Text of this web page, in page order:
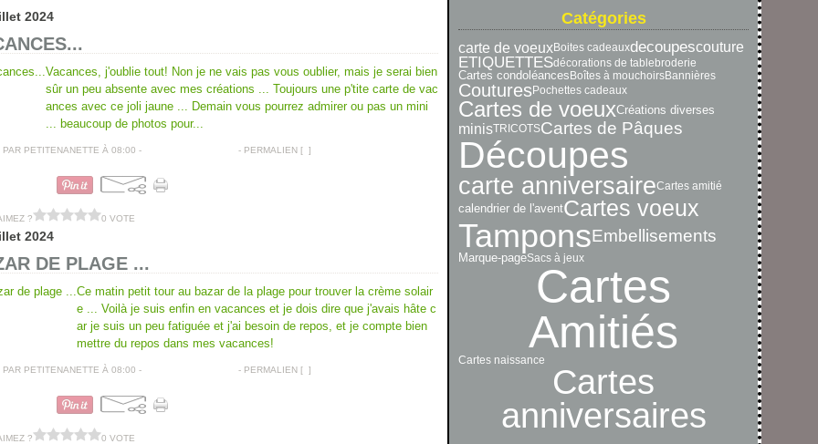
2024
Vacances, j'oublie tout! Non je ne vais pas vous oublier, mais je serai bien
sûr un peu absente avec mes créations ... Toujours une p'tite carte de vac
ances avec ce joli jaune ... Demain vous pourrez admirer ou pas un mini
... beaucoup de photos pour...
PAR PETITENANETTE À 08:00 - - PERMALIEN [# ]
? 0 VOTE
2024
DE PLAGE ...
Ce matin petit tour au bazar de la plage pour trouver la crème solair
e ... Voilà je suis enfin en vacances et je dois dire que j'avais hâte c
ar je suis un peu fatiguée et j'ai besoin de repos, et je compte bien
mettre du repos dans mes vacances!
PAR PETITENANETTE À 08:00 - - PERMALIEN [# ]
? 0 VOTE
Catégories
carte de voeuxBoites cadeauxdecoupescouture
ETIQUETTESdécorations de tablebroderie
Cartes condoléances Boîtes à mouchoirsBannières
Coutures Pochettes cadeaux
Cartes de voeuxCréations diverses
minisTRICOTSCartes de Pâques
Découpes
carte anniversaireCartes amitié
calendrier de l'aventCartes voeux
TamponsEmbellisements
Marque-pageSacs à jeux
Cartes
Amitiés
Cartes naissance
Cartes
anniversaires